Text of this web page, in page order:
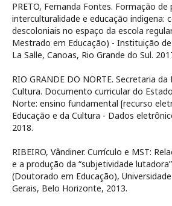
PRETO, Fernanda Fontes. Formação de
interculturalidade e educação indigena:
descoloniais no espaço da escola
Mestrado em Educação) - Instituição de
La Salle, Canoas, Rio Grande do Sul.
RIO GRANDE DO NORTE. Secretaria da
Cultura. Documento curricular do
Norte: ensino fundamental [recurso
Educação e da Cultura - Dados
2018.
RIBEIRO, Vândiner. Currículo e MST:
e a produção da “subjetividade
(Doutorado em Educação),
Gerais, Belo Horizonte, 2013.